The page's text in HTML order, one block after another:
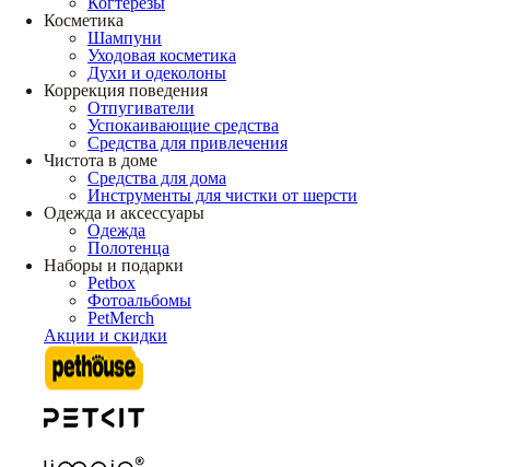
Косметика
Шампуни
Уходовая косметика
Духи и одеколоны
Коррекция поведения
Отпугиватели
Успокаивающие средства
Средства для привлечения
Чистота в доме
Средства для дома
Инструменты для чистки от шерсти
Одежда и аксессуары
Одежда
Полотенца
Наборы и подарки
Petbox
Фотоальбомы
PetMerch
Акции и скидки